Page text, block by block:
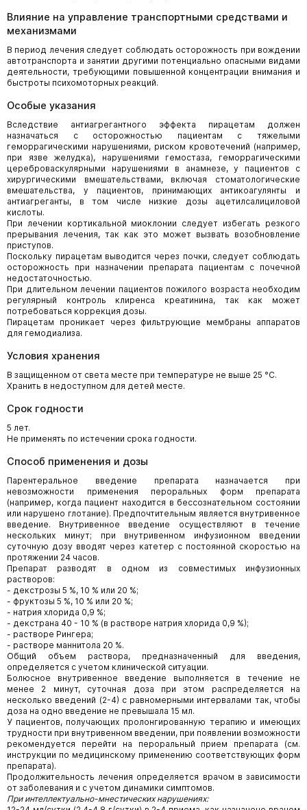
Влияние на управление транспортными средствами и
механизмами
В период лечения следует соблюдать осторожность при вождении
автотранспорта и занятии другими потенциально опасными видами
деятельности, требующими повышенной концентрации внимания и
быстроты психомоторных реакций.
Особые указания
Вследствие антиагрегантного эффекта пирацетам должен
назначаться с осторожностью пациентам с тяжелыми
геморрагическими нарушениями, риском кровотечений (например,
при язве желудка), нарушениями гемостаза, геморрагическими
цереброваскулярными нарушениями в анамнезе, у пациентов с
хирургическими вмешательствами, включая стоматологические
вмешательства, у пациентов, принимающих антикоагулянты и
антиагреганты, в том числе низкие дозы ацетилсалициловой
кислоты.
При лечении кортикальной миоклонии следует избегать резкого
прерывания лечения, так как это может вызвать возобновление
приступов.
Поскольку пирацетам выводится через почки, следует соблюдать
осторожность при назначении препарата пациентам с почечной
недостаточностью.
При длительном лечении пациентов пожилого возраста необходим
регулярный контроль клиренса креатинина, так как может
потребоваться коррекция дозы.
Пирацетам проникает через фильтрующие мембраны аппаратов
для гемодиализа.
Условия хранения
В защищенном от света месте при температуре не выше 25 °С.
Хранить в недоступном для детей месте.
Срок годности
5 лет.
Не применять по истечении срока годности.
Способ применения и дозы
Парентеральное введение препарата назначается при
невозможности применения пероральных форм препарата
(например, когда пациент находится в бессознательном состоянии
или нарушено глотание). Предпочтительным является внутривенное
введение. Внутривенное введение осуществляют в течение
нескольких минут; при внутривенном инфузионном введении
суточную дозу вводят через катетер с постоянной скоростью на
протяжении 24 часов.
Препарат разводят в одном из совместимых инфузионных
растворов:
- декстрозы 5 %, 10 % или 20 %;
- фруктозы 5 %, 10 % или 20 %;
- натрия хлорида 0,9 %;
- декстрана 40 - 10 % (в растворе натрия хлорида 0,9 %);
- растворе Рингера;
- растворе маннитола 20 %.
Общий объем раствора, предназначенный для введения,
определяется с учетом клинической ситуации.
Болюсное внутривенное введение выполняется в течение не
менее 2 минут, суточная доза при этом распределяется на
несколько введений (2-4) с равномерными интервалами так, чтобы
доза на одно введение не превышала 15 мл.
У пациентов, получающих пролонгированную терапию и имеющих
трудности при внутривенном введении, при появлении возможности
рекомендуется перейти на пероральный прием препарата (см.
инструкции по медицинскому применению соответствующих форм
препарата).
Продолжительность лечения определяется врачом в зависимости
от заболевания и с учетом динамики симптомов.
При интеллектуально-мнестических нарушениях: